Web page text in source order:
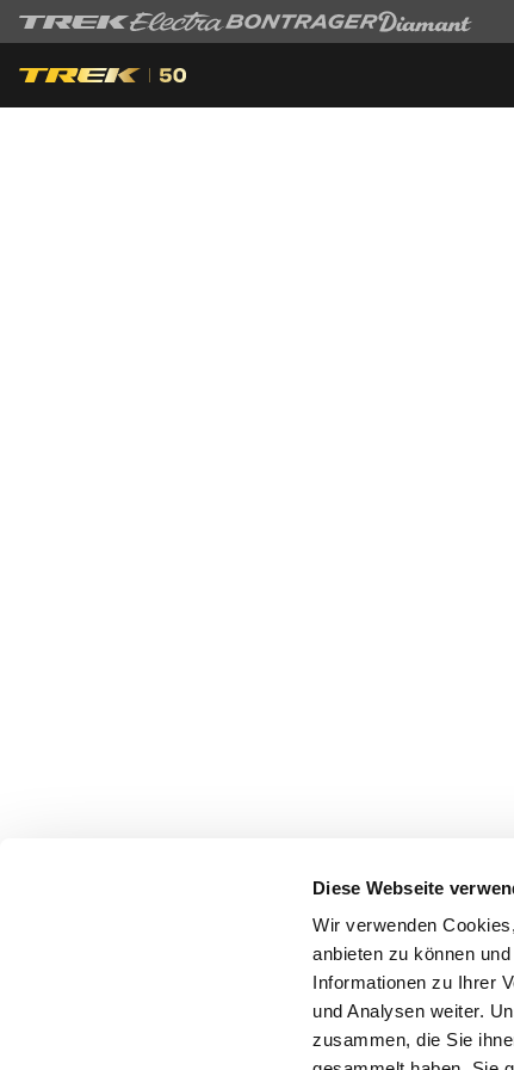
Diese Webseite
Wir verwenden
anbieten zu können
Informationen zu Ihrer
und Analysen weiter.
zusammen, die Sie